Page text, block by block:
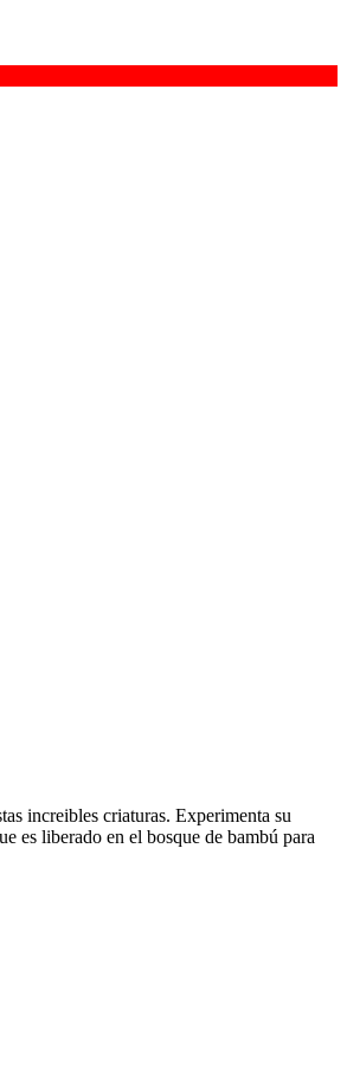
increibles criaturas. Experimenta su
es liberado en el bosque de bambú para